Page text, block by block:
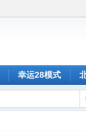
幸运28模式